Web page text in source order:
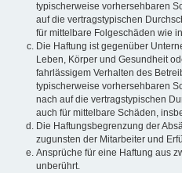
typischerweise vorhersehbaren
auf die vertragstypischen
für mittelbare Folgeschäden wie
Die Haftung ist gegenüber
Leben, Körper und Gesundheit
fahrlässigem Verhalten des
typischerweise vorhersehbaren
nach auf die vertragstypischen
auch für mittelbare Schäden,
Die Haftungsbegrenzung der
zugunsten der Mitarbeiter und
Ansprüche für eine Haftung aus
unberührt.